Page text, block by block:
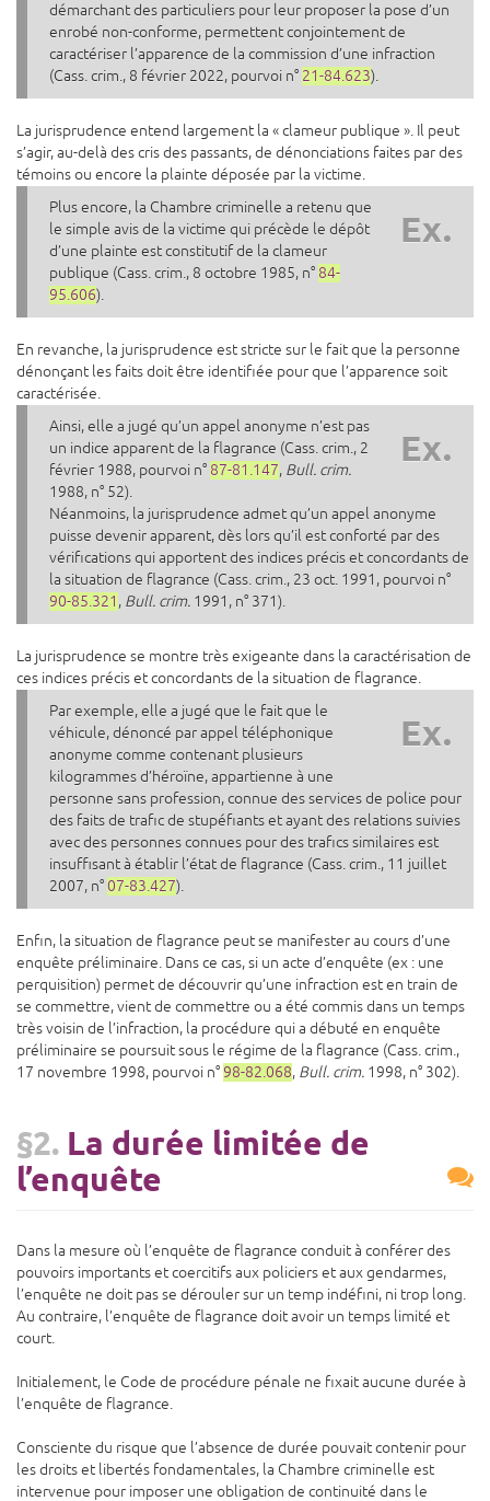
démarchant des particuliers pour leur proposer la pose d’un
enrobé non-conforme, permettent conjointement de
caractériser l’apparence de la commission d’une infraction
(Cass. crim., 8 février 2022, pourvoi n° 21-84.623).
La jurisprudence entend largement la « clameur publique ». Il peut
s’agir, au-delà des cris des passants, de dénonciations faites par des
témoins ou encore la plainte déposée par la victime.
Ex.
Plus encore, la Chambre criminelle a retenu que
le simple avis de la victime qui précède le dépôt
d’une plainte est constitutif de la clameur
publique (Cass. crim., 8 octobre 1985, n° 84-
95.606).
En revanche, la jurisprudence est stricte sur le fait que la personne
dénonçant les faits doit être identifiée pour que l’apparence soit
caractérisée.
Ex.
Ainsi, elle a jugé qu’un appel anonyme n’est pas
un indice apparent de la flagrance (Cass. crim., 2
février 1988, pourvoi n° 87-81.147, Bull. crim.
1988, n° 52).
Néanmoins, la jurisprudence admet qu’un appel anonyme
puisse devenir apparent, dès lors qu’il est conforté par des
vérifications qui apportent des indices précis et concordants de
la situation de flagrance (Cass. crim., 23 oct. 1991, pourvoi n°
90-85.321 , Bull. crim. 1991, n° 371).
La jurisprudence se montre très exigeante dans la caractérisation de
ces indices précis et concordants de la situation de flagrance.
Ex.
Par exemple, elle a jugé que le fait que le
véhicule, dénoncé par appel téléphonique
anonyme comme contenant plusieurs
kilogrammes d’héroïne, appartienne à une
personne sans profession, connue des services de police pour
des faits de trafic de stupéfiants et ayant des relations suivies
avec des personnes connues pour des trafics similaires est
insuffisant à établir l’état de flagrance (Cass. crim., 11 juillet
2007, n°07-83.427).
Enfin, la situation de flagrance peut se manifester au cours d’une
enquête préliminaire. Dans ce cas, si un acte d’enquête (ex : une
perquisition) permet de découvrir qu’une infraction est en train de
se commettre, vient de commettre ou a été commis dans un temps
très voisin de l’infraction, la procédure qui a débuté en enquête
préliminaire se poursuit sous le régime de la flagrance (Cass. crim.,
17 novembre 1998, pourvoi n° 98-82.068, Bull. crim. 1998, n° 302).
§2. La durée limitée de
l’enquête
Dans la mesure où l’enquête de flagrance conduit à conférer des
pouvoirs importants et coercitifs aux policiers et aux gendarmes,
l’enquête ne doit pas se dérouler sur un temp indéfini, ni trop long.
Au contraire, l’enquête de flagrance doit avoir un temps limité et
court.
Initialement, le Code de procédure pénale ne fixait aucune durée à
l’enquête de flagrance.
Consciente du risque que l’absence de durée pouvait contenir pour
les droits et libertés fondamentales, la Chambre criminelle est
intervenue pour imposer une obligation de continuité dans le